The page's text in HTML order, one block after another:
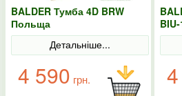
BALDER Тумба 4D BRW
Польща
Детальніше...
4 590 грн.